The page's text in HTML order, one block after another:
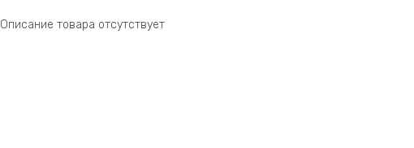
Описание товара отсутствует